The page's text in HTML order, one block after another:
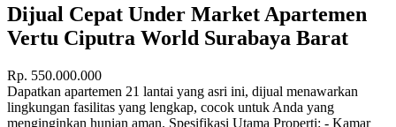
Dijual Cepat Under Market Apartemen
Vertu Ciputra World Surabaya Barat
Rp. 550.000.000
Dapatkan apartemen 21 lantai yang asri ini, dijual menawarkan
lingkungan fasilitas yang lengkap, cocok untuk Anda yang
menginginkan hunian aman. Spesifikasi Utama Properti: - Kamar